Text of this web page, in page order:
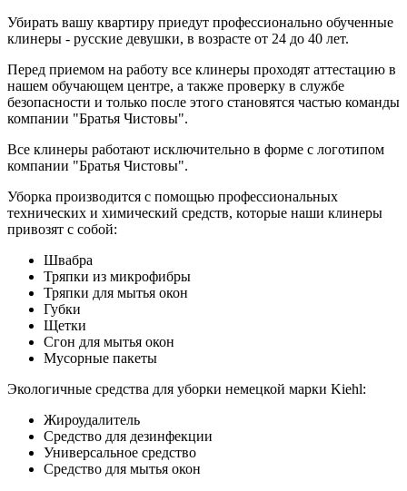
Убирать вашу квартиру приедут профессионально обученные
клинеры - русские девушки, в возрасте от 24 до 40 лет.
Перед приемом на работу все клинеры проходят аттестацию в
нашем обучающем центре, а также проверку в службе
безопасности и только после этого становятся частью команды
компании "Братья Чистовы".
Все клинеры работают исключительно в форме с логотипом
компании "Братья Чистовы".
Уборка производится с помощью профессиональных
технических и химический средств, которые наши клинеры
привозят с собой:
Швабра
Тряпки из микрофибры
Тряпки для мытья окон
Губки
Щетки
Сгон для мытья окон
Мусорные пакеты
Экологичные средства для уборки немецкой марки Kiehl:
Жироудалитель
Средство для дезинфекции
Универсальное средство
Средство для мытья окон